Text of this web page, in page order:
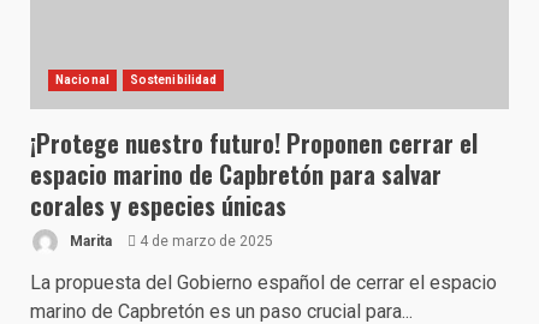
Nacional Sostenibilidad
¡Protege nuestro futuro! Proponen cerrar el
espacio marino de Capbretón para salvar
corales y especies únicas
Marita 4 de marzo de 2025
La propuesta del Gobierno español de cerrar el espacio
marino de Capbretón es un paso crucial para...